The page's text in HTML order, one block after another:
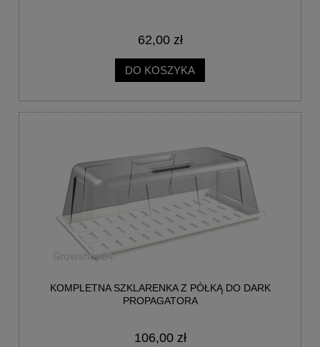
62,00 zł
DO KOSZYKA
KOMPLETNA SZKLARENKA Z PÓŁKĄ DO DARK
PROPAGATORA
106,00 zł